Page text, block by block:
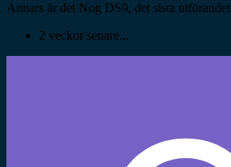
Annars är det Nog DS9, det sista utförandet
2 veckor senare...